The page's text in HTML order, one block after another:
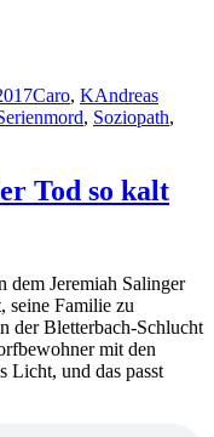
Caro, KAndreas
, Soziopath,
Tod so kalt
dem Jeremiah Salinger
seine Familie zu
der Bletterbach-Schlucht
mit den
Licht, und das passt